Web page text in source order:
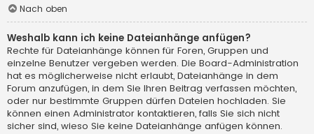
Nach oben
Weshalb kann ich keine Dateianhänge anfügen?
Rechte für Dateianhänge können für Foren, Gruppen und
einzelne Benutzer vergeben werden. Die Board-Administration
hat es möglicherweise nicht erlaubt, Dateianhänge in dem
Forum anzufügen, in dem Sie Ihren Beitrag verfassen möchten,
oder nur bestimmte Gruppen dürfen Dateien hochladen. Sie
können einen Administrator kontaktieren, falls Sie sich nicht
sicher sind, wieso Sie keine Dateianhänge anfügen können.